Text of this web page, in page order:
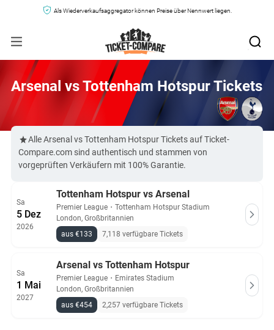
Als Wiederverkaufsaggregator können Preise über Nennwert liegen.
Arsenal vs Tottenham Hotspur Tickets
Alle Arsenal vs Tottenham Hotspur Tickets auf Ticket-
Compare.com sind authentisch und stammen von
vorgeprüften Verkäufern mit 100% Garantie.
Sa
5 Dez
2026
Tottenham Hotspur vs Arsenal
Premier League ・ Tottenham Hotspur Stadium
London, Großbritannien
aus €133
7,118 verfügbare Tickets
Sa
1 Mai
2027
Arsenal vs Tottenham Hotspur
Premier League ・ Emirates Stadium
London, Großbritannien
aus €454
2,257 verfügbare Tickets